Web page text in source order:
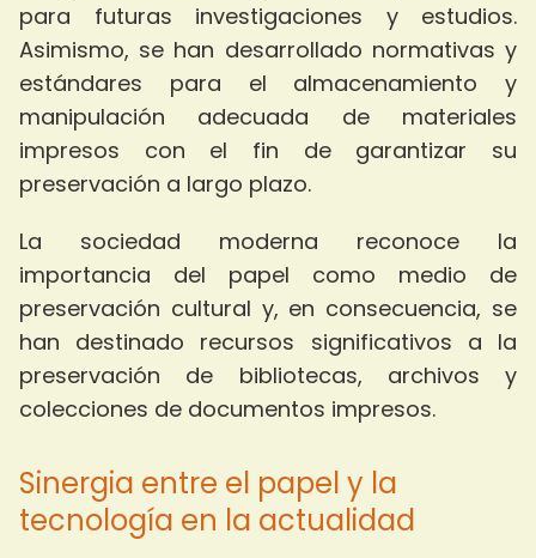
para futuras investigaciones y estudios.
Asimismo, se han desarrollado normativas y
estándares para el almacenamiento y
manipulación adecuada de materiales
impresos con el fin de garantizar su
preservación a largo plazo.
La sociedad moderna reconoce la
importancia del papel como medio de
preservación cultural y, en consecuencia, se
han destinado recursos significativos a la
preservación de bibliotecas, archivos y
colecciones de documentos impresos.
Sinergia entre el papel y la
tecnología en la actualidad